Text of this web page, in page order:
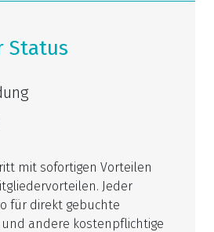
Status
mit sofortigen Vorteilen
Jeder
für direkt gebuchte
andere kostenpflichtige